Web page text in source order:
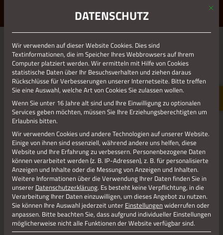
ERLEBE STOLBERG.ERLEBE DICH.
01.01.1970
RESIZE_276X185
Radfahren
Jetzt teilen
Mit
DATENSCHUTZ
Wir verwenden auf dieser Website Cookies. Dies sind
Textinformationen, die im Speicher Ihres Webbrowsers auf Ihrem
Computer platziert werden. Wir ermitteln mit Hilfe von Cookies
statistische Daten über Ihr Besuchsverhalten und ziehen daraus
Rückschlüsse für Verbesserungen unserer Internetseite. Bitte treffen
Sie eine Auswahl, welche Art von Cookies Sie zulassen wollen.
Wenn Sie unter 16 Jahre alt sind und Ihre Einwilligung zu optionalen
Services geben möchten, müssen Sie Ihre Erziehungsberechtigten um
Erlaubnis bitten.
Wir verwenden Cookies und andere Technologien auf unserer Website.
Einige von ihnen sind essenziell, während andere uns helfen, diese
Website und Ihre Erfahrung zu verbessern. Personenbezogene Daten
können verarbeitet werden (z. B. IP-Adressen), z. B. für personalisierte
Anzeigen und Inhalte oder die Messung von Anzeigen und Inhalten.
Weitere Informationen über die Verwendung Ihrer Daten finden Sie in
unserer Datenschutzerklärung. Es besteht keine Verpflichtung, in die
Verarbeitung Ihrer Daten einzuwilligen, um dieses Angebot zu nutzen.
Sie können Ihre Auswahl jederzeit unter Einstellungen widerrufen oder
anpassen. Bitte beachten Sie, dass aufgrund individueller Einstellungen
möglicherweise nicht alle Funktionen der Website verfügbar sind.